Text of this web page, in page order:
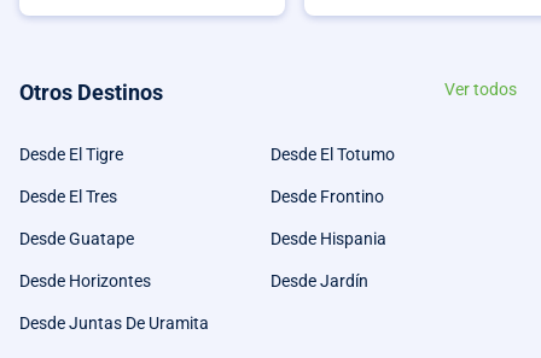
Otros Destinos Ver todos
Desde El Tigre Desde El Totumo
Desde El Tres Desde Frontino
Desde Guatape Desde Hispania
Desde Horizontes Desde Jardín
Desde Juntas De Uramita